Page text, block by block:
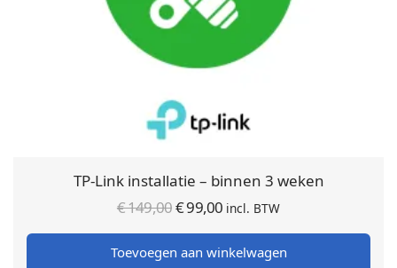
TP-Link installatie – binnen 3 weken
€149,00Oorspronkelijke
prijs was:
€ 149,00.
€99,00 Huidige
prijs is:
€ 99,00.
incl. BTW
Toevoegen aan winkelwagen